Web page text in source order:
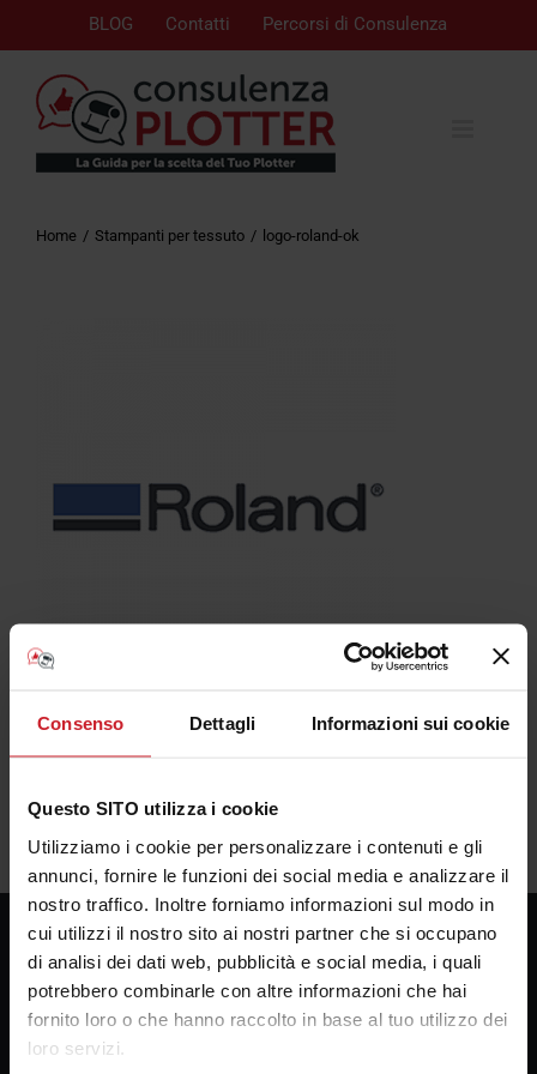
Consenso Dettagli Informazioni sui cookie
Questo SITO utilizza i cookie
Utilizziamo i cookie per personalizzare i contenuti e gli
annunci, fornire le funzioni dei social media e analizzare il
nostro traffico. Inoltre forniamo informazioni sul modo in
cui utilizzi il nostro sito ai nostri partner che si occupano
di analisi dei dati web, pubblicità e social media, i quali
potrebbero combinarle con altre informazioni che hai
fornito loro o che hanno raccolto in base al tuo utilizzo dei
loro servizi.
BLOG Contatti Percorsi di Consulenza
Home Stampanti per tessuto logo-roland-ok
Consulenza Plotter
Presso la sede della Bosco forniture Grafiche s.a.s.
Via Principe di Paternò 174